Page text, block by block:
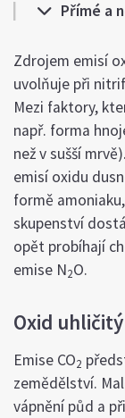
Přímé a
Zdrojem emisí
uvolňuje při
Mezi faktory,
např. forma
než v sušší
emisí oxidu
formě
skupenství
opět probíhají
emise N2O.
Oxid uhličitý
Emise CO2
zemědělství.
vápnění půd a